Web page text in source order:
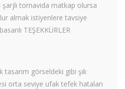
şarjlı tornavida matkap olursa
almak istiyenlere tavsiye
TEŞEKKÜRLER
tasarım görseldeki gibi şık
orta seviye ufak tefek hataları